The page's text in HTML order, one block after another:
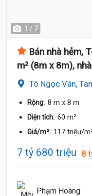
1 / 7
Bán nhà hẻm,
m² (8m x 8m),
Tô Ngọc Vân,
Rộng: 8 m x 8 m
Diện tích: 60 m²
Giá/m²: 117 triệu/
7 tỷ 680 triệu 8
Phạm Hoàng